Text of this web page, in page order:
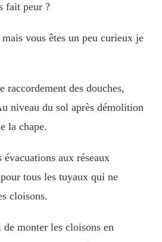
fait peur ?
vous êtes un peu curieux je
raccordement des douches,
niveau du sol après démolition
la chape.
évacuations aux réseaux
tous les tuyaux qui ne
cloisons.
monter les cloisons en